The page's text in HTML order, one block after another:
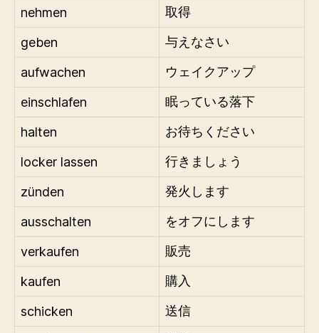
nehmen 取得
geben 与えなさい
aufwachen ウェイクアップ
einschlafen 眠っている落下
halten お待ちください
locker lassen 行きましょう
zünden 発火します
ausschalten をオフにします
verkaufen 販売
kaufen 購入
schicken 送信